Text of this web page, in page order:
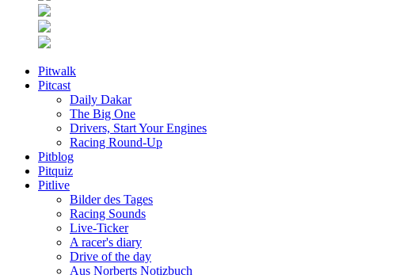
Pitwalk
Pitcast
Daily Dakar
The Big One
Drivers, Start Your Engines
Racing Round-Up
Pitblog
Pitquiz
Pitlive
Bilder des Tages
Racing Sounds
Live-Ticker
A racer's diary
Drive of the day
Aus Norberts Notizbuch